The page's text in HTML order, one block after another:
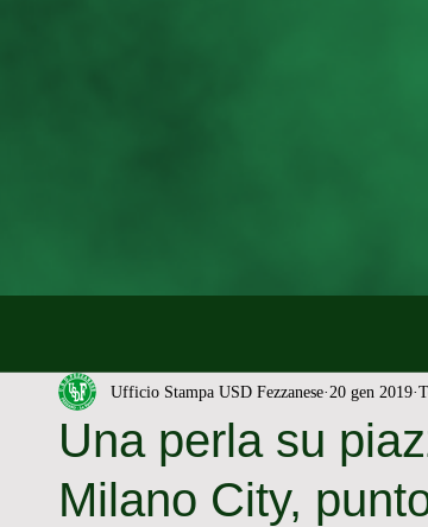
Una perla su
Milano City,
Ufficio Stampa USD Fezzanese 20 gen 2019